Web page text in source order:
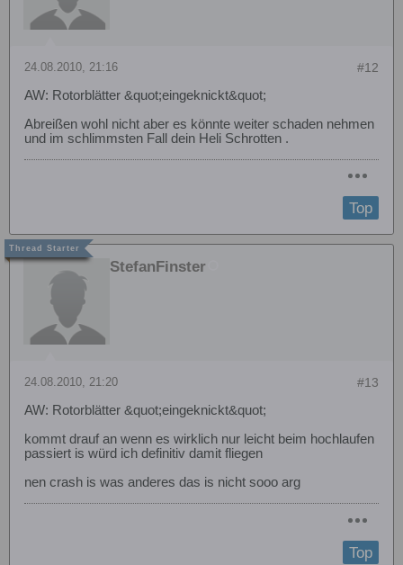
#12
24.08.2010, 21:16
AW: Rotorblätter &quot;eingeknickt&quot;
Abreißen wohl nicht aber es könnte weiter schaden nehmen
und im schlimmsten Fall dein Heli Schrotten .
Top
StefanFinster
#13
24.08.2010, 21:20
AW: Rotorblätter &quot;eingeknickt&quot;
kommt drauf an wenn es wirklich nur leicht beim hochlaufen
passiert is würd ich definitiv damit fliegen
nen crash is was anderes das is nicht sooo arg
Top